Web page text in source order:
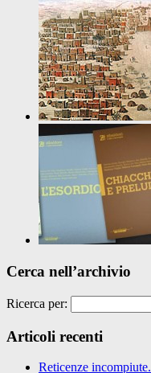
Cerca nell’archivio
Ricerca per:
Articoli recenti
Reticenze incompiute.